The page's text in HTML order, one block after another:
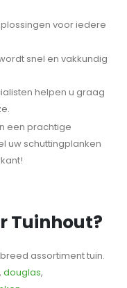
voor iedere
snel en vakkundig
helpen u graag
een prachtige
uw schuttingplanken
Tuinhout?
assortiment tuin.
, douglas,